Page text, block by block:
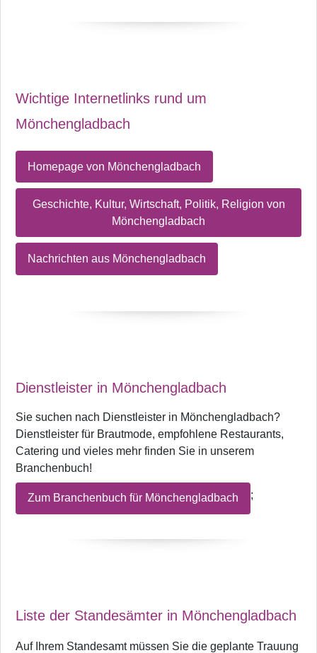
Wichtige Internetlinks rund um
Mönchengladbach
Homepage von Mönchengladbach
Geschichte, Kultur, Wirtschaft, Politik, Religion von
Mönchengladbach
Nachrichten aus Mönchengladbach
Dienstleister in Mönchengladbach
Sie suchen nach Dienstleister in Mönchengladbach?
Dienstleister für Brautmode, empfohlene Restaurants,
Catering und vieles mehr finden Sie in unserem
Branchenbuch!
Zum Branchenbuch für Mönchengladbach ;
Liste der Standesämter in Mönchengladbach
Auf Ihrem Standesamt müssen Sie die geplante Trauung